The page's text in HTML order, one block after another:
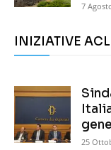
7
INIZIATIVE ACLI
25